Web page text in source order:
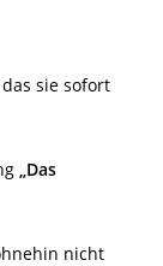
sie sofort
„Das
nicht